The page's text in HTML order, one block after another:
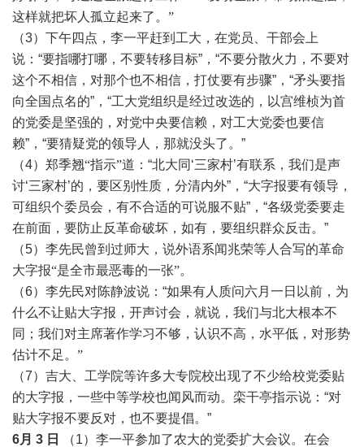
这样就把坏人孤立起来了。 ”
（3）下午四点，李一平赶到工大，在党员、干部会上
说：“要指哪打哪，不要转移目标”，“不要分散火力，不要对
这个不相信，对那个也不相信，打仗要有步骤”，“矛头要指
向全国点名的”，“工大党组织是经过改选的，以宫维桢为首
的党委是坚强的，对党中央要信赖，对工大党委也要信
赖”，“要猜疑党的领导人，那就没头了。”
（4） 郑季翘“指示”道 ：“北大同‘三家村’有联系，我们是声
讨‘三家村’的，要区别性质，分清内外”，“大字报要有领导，
可组织个委员会，有不合适的可说服不贴”，“各级党委要走
在前面，要防止反革命破坏，如有，要组织群众反击。”
（5） 李先民曾到过师大，说外语系闻兆荣等人合写的革命
大字报“是全市最恶毒的一张”。
（6）李先民对陈静波说：“如果有人质问六月一日以前，为
什么不让贴大字报，开声讨会，就说，我们与北大根本不
同； 我们对主席著作学习不够，认识不高，水平低，对形势
估计不足。 ”
（7）吉大、工学院等许多大专院校出现了不少给校党委贴
的大字报，一些中等学校也闻风而动。栾干亭指示说：“对
贴大字报不要反对，也不要提倡。”
6月 3 日
（1）李一平参加了农大的党委扩大会议。在会